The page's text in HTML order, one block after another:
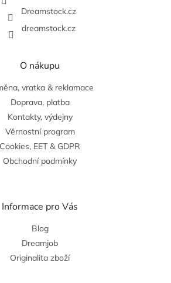
Dreamstock.cz
dreamstock.cz
O nákupu
vratka & reklamace
Doprava, platba
Kontakty, výdejny
Věrnostní program
Cookies, EET & GDPR
Obchodní podmínky
Informace pro Vás
Blog
Dreamjob
Originalita zboží